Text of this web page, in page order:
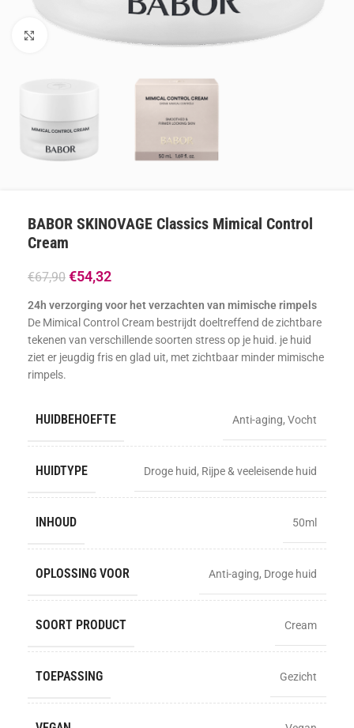
Klik om te vergroten
BABOR SKINOVAGE Classics Mimical Control
Cream
€67,90 €54,32
24h verzorging voor het verzachten van mimische rimpels
De Mimical Control Cream bestrijdt doeltreffend de zichtbare
tekenen van verschillende soorten stress op je huid. je huid
ziet er jeugdig fris en glad uit, met zichtbaar minder mimische
rimpels.
HUIDBEHOEFTE Anti-aging, Vocht
HUIDTYPE Droge huid, Rijpe & veeleisende huid
INHOUD 50ml
OPLOSSING VOOR Anti-aging, Droge huid
SOORT PRODUCT Cream
TOEPASSING Gezicht